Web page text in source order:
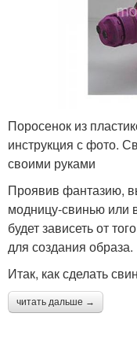
Поросенок из
инструкция с фото.
своими руками
Проявив фантазию,
модницу-свинью или
будет зависеть от
для создания образа.
Итак, как сделать
читать дальше →